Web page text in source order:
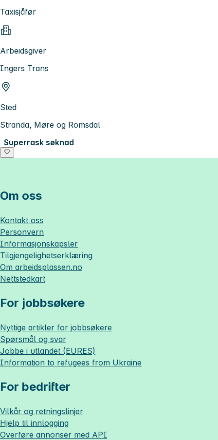
Taxisjåfør
Arbeidsgiver
Ingers Trans
Sted
Stranda, Møre og Romsdal
Superrask søknad
Om oss
Kontakt oss
Personvern
Informasjonskapsler
Tilgjengelighetserklæring
Om arbeidsplassen.no
Nettstedkart
For jobbsøkere
Nyttige artikler for jobbsøkere
Spørsmål og svar
Jobbe i utlandet (EURES)
Information to refugees from Ukraine
For bedrifter
Vilkår og retningslinjer
Hjelp til innlogging
Overføre annonser med API